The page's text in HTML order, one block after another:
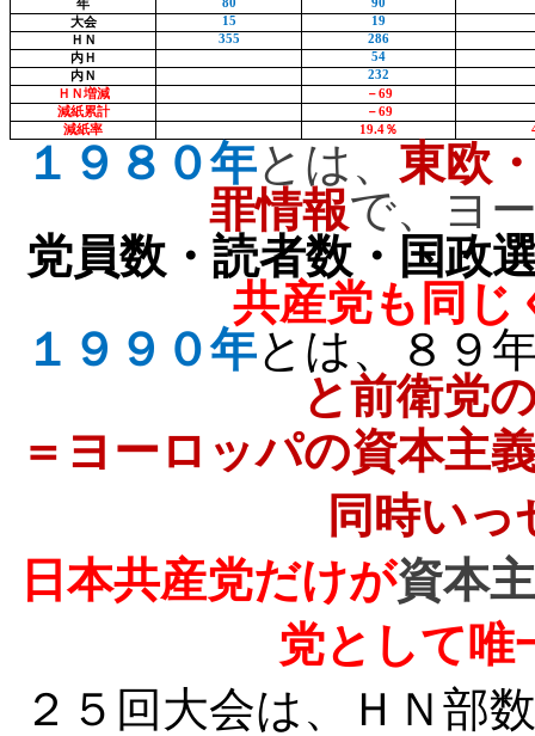
年 80
90
大会
15
19
ＨＮ
355
286
内Ｈ
54
内Ｎ
232
ＨＮ増減
－69
減紙累計
－69
減紙率
19.4％
１９８０年とは、 東欧
罪情報で、ヨ
党員数・読者数・国政
共産党も同じ
１９９０年とは、８９
と前衛党
＝ヨーロッパの資本主
同時いっ
日本共産党だけが資本
党として唯
２５回大会は、ＨＮ部